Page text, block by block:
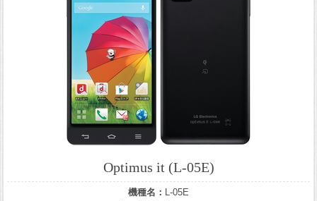
Optimus it (L-05E)
機種名： L-05E